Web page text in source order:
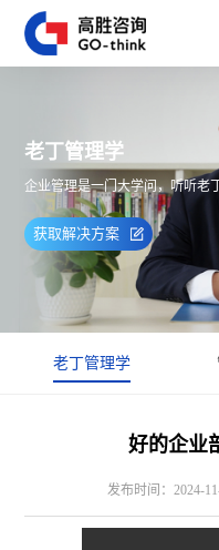
老丁管理学
企业管理是一门大学问，听听老
获取解决方案
老丁管理学
好的企业
发布时间：2024-